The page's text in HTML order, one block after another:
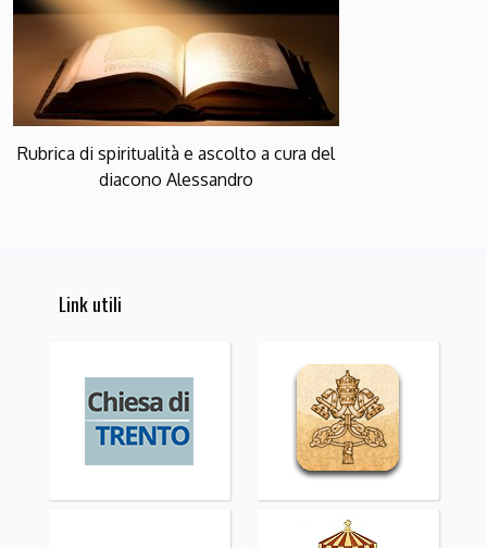
Rubrica di spiritualità e ascolto a cura del
diacono Alessandro
Link utili